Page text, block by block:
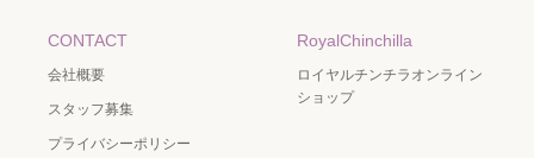
CONTACT
会社概要
スタッフ募集
プライバシーポリシー
RoyalChinchilla
ロイヤルチンチラオンライン
ショップ